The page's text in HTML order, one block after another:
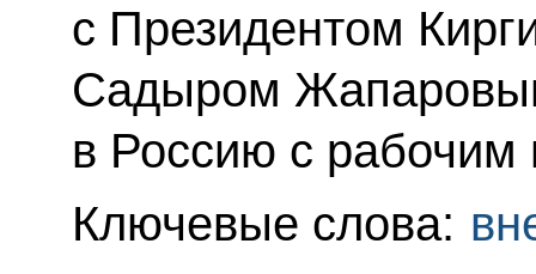
с Президентом
Садыром
в Россию с рабочим
Ключевые слова: